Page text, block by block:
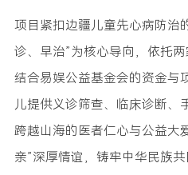
项目紧扣边疆儿童先心病防治
诊、早治”为核心导向，依托
结合易娱公益基金会的资金与
儿提供义诊筛查、临床诊断、
跨越山海的医者仁心与公益大
亲”深厚情谊，铸牢中华民族共